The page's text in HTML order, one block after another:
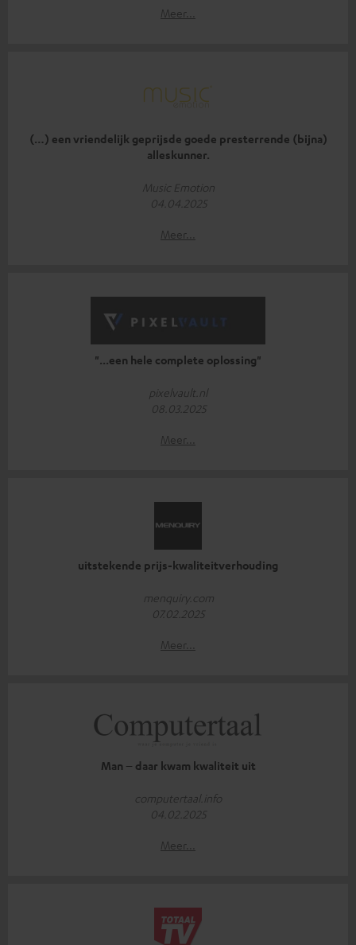
Meer...
(…) een vriendelijk geprijsde goede presterrende (bijna)
alleskunner.
Music Emotion
04.04.2025
Meer...
"...een hele complete oplossing"
pixelvault.nl
08.03.2025
Meer...
uitstekende prijs-kwaliteitverhouding
menquiry.com
07.02.2025
Meer...
Man – daar kwam kwaliteit uit
computertaal.info
04.02.2025
Meer...